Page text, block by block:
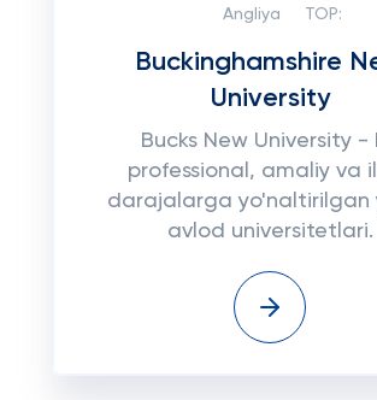
Angliya TOP:
Buckinghamshire
University
Bucks New University -
professional, amaliy va
darajalarga yo'naltirilgan
avlod universitetlari.